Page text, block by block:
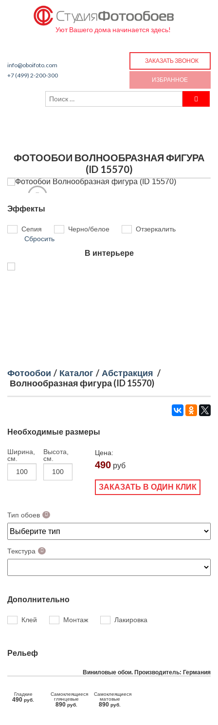
Уют Вашего дома начинается здесь!
info@oboifoto.com
+7 (499) 2-200-300
ЗАКАЗАТЬ ЗВОНОК
ИЗБРАННОЕ
ФОТООБОИ ВОЛНООБРАЗНАЯ ФИГУРА
(ID 15570)
Эффекты
Сепия Черно/белое
Отзеркалить
Сбросить
В интерьере
Фотообои / Каталог / Абстракция /
Волнообразная фигура (ID 15570)
Необходимые размеры
Ширина,
см.
Высота,
см.
Цена:
490 руб
ЗАКАЗАТЬ В ОДИН КЛИК
Тип обоев
Текстура
Дополнительно
Клей Монтаж Лакировка
Рельеф
Виниловые обои. Производитель: Германия
Гладкие
490 руб.
Самоклеящиеся
глянцевые
890 руб.
Самоклеящиеся
матовые
890 руб.